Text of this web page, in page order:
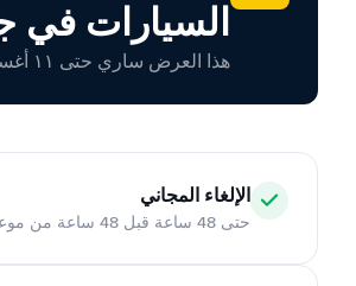
السيارات في
هذا العرض ساري حتى ١١ أغسطس ٢٠٢٦ - استفد منه اليوم!
الإلغاء المجاني
حتى 48 ساعة قبل 48 ساعة من موعد الاستلام المحدد